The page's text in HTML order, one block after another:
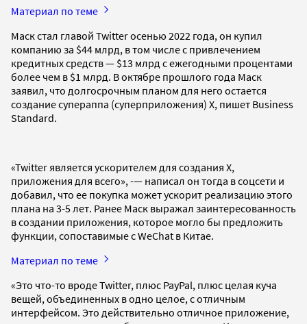
Материал по теме
Маск стал главой Twitter осенью 2022 года, он купил
компанию за $44 млрд, в том числе с привлечением
кредитных средств — $13 млрд с ежегодными процентами
более чем в $1 млрд. В октябре прошлого года Маск
заявил, что долгосрочным планом для него остается
создание супераппа (суперприложения) X, пишет Business
Standard.
«Twitter является ускорителем для создания X,
приложения для всего», -— написал он тогда в соцсети и
добавил, что ее покупка может ускорит реализацию этого
плана на 3-5 лет. Ранее Маск выражал заинтересованность
в создании приложения, которое могло бы предложить
функции, сопоставимые с WeChat в Китае.
Материал по теме
«Это что-то вроде Twitter, плюс PayPal, плюс целая куча
вещей, объединенных в одно целое, с отличным
интерфейсом. Это действительно отличное приложение,